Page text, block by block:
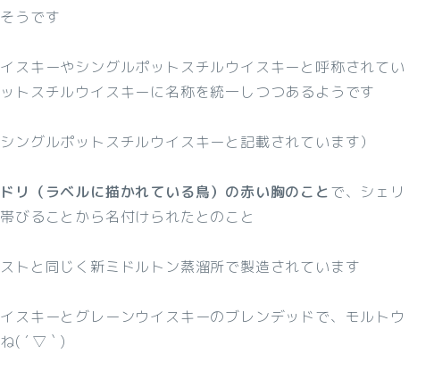
うです
スキーやシングルポットスチルウイスキーと呼称されてい
トスチルウイスキーに名称を統一しつつあるようです
ングルポットスチルウイスキーと記載されています）
リ（ラベルに描かれている鳥）の赤い胸のことで、シェリ
びることから名付けられたとのこと
トと同じく新ミドルトン蒸溜所で製造されています
スキーとグレーンウイスキーのブレンデッドで、モルトウ
( ´ ▽ ` )